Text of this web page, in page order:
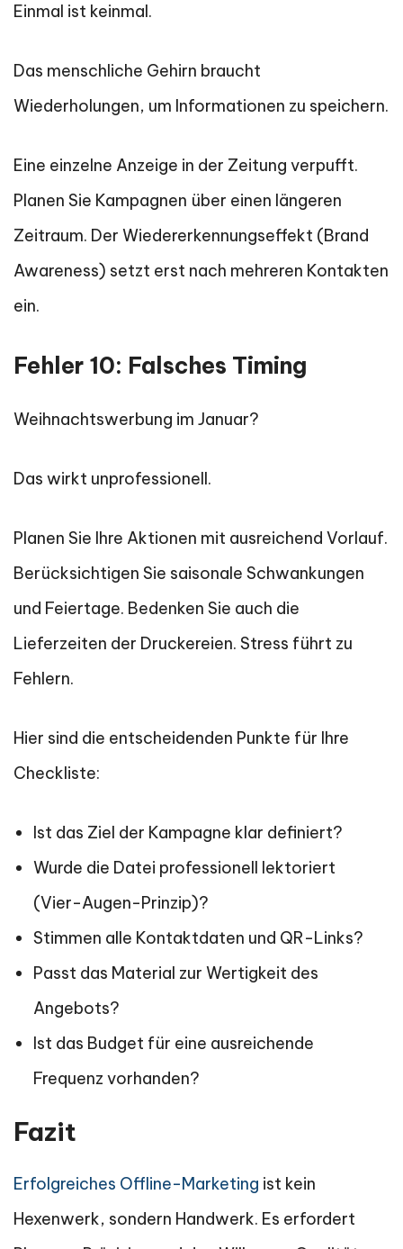
Einmal ist keinmal.
Das menschliche Gehirn braucht
Wiederholungen, um Informationen zu speichern.
Eine einzelne Anzeige in der Zeitung verpufft.
Planen Sie Kampagnen über einen längeren
Zeitraum. Der Wiedererkennungseffekt (Brand
Awareness) setzt erst nach mehreren Kontakten
ein.
Fehler 10: Falsches Timing
Weihnachtswerbung im Januar?
Das wirkt unprofessionell.
Planen Sie Ihre Aktionen mit ausreichend Vorlauf.
Berücksichtigen Sie saisonale Schwankungen
und Feiertage. Bedenken Sie auch die
Lieferzeiten der Druckereien. Stress führt zu
Fehlern.
Hier sind die entscheidenden Punkte für Ihre
Checkliste:
Ist das Ziel der Kampagne klar definiert?
Wurde die Datei professionell lektoriert
(Vier-Augen-Prinzip)?
Stimmen alle Kontaktdaten und QR-Links?
Passt das Material zur Wertigkeit des
Angebots?
Ist das Budget für eine ausreichende
Frequenz vorhanden?
Fazit
Erfolgreiches Offline-Marketing ist kein
Hexenwerk, sondern Handwerk. Es erfordert